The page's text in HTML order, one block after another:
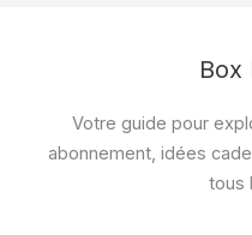
Box
Votre guide pour
abonnement, idées
tous